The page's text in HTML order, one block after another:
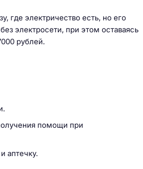
где электричество есть, но его
электросети, при этом оставаясь
рублей.
помощи при
аптечку.